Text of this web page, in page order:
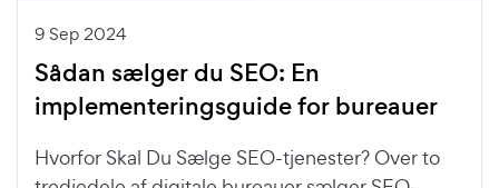
9 Sep 2024
Sådan sælger du SEO: En
implementeringsguide for bureauer
Hvorfor Skal Du Sælge SEO-tjenester? Over to